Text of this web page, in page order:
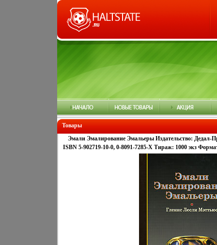
Товары
Эмали Эмалирование Эмальеры Издательство: Дедал-
ISBN 5-902719-10-0, 0-8091-7285-X Тираж: 1000 экз